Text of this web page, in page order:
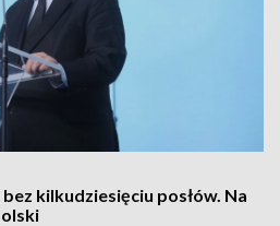
kilkudziesięciu posłów. Na